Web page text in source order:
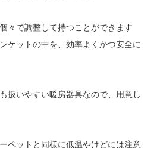
々で調整して持つことができます
ケットの中を、効率よくかつ安全に
扱いやすい暖房器具なので、用意し
ペットと同様に低温やけどには注意